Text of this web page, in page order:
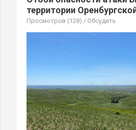
территории
Просмотров (128) / Обсудить